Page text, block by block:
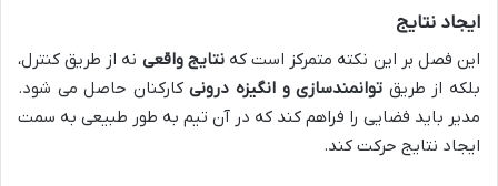
ایجاد نتایج
این فصل بر این نکته متمرکز است کهنتایج واقعی نه از طریق کنترل،
بلکه از طریق توانمندسازی و انگیزه درونیکارکنان حاصل می شود.
مدیر باید فضایی را فراهم کند که در آن تیم به طور طبیعی به سمت
ایجاد نتایج حرکت کند.